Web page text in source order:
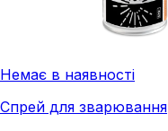
Немає в наявності
Спрей для зварювання